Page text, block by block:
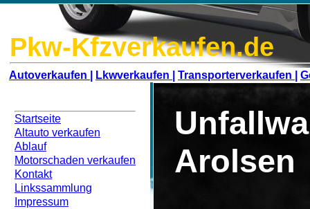
Pkw-Kfzverkaufen.de
Autoverkaufen | Lkwverkaufen | Transporterverkaufen |
Startseite
Altauto verkaufen
Ablauf
Motorschaden verkaufen
Kontakt
Linkssammlung
Impressum
Arolsen